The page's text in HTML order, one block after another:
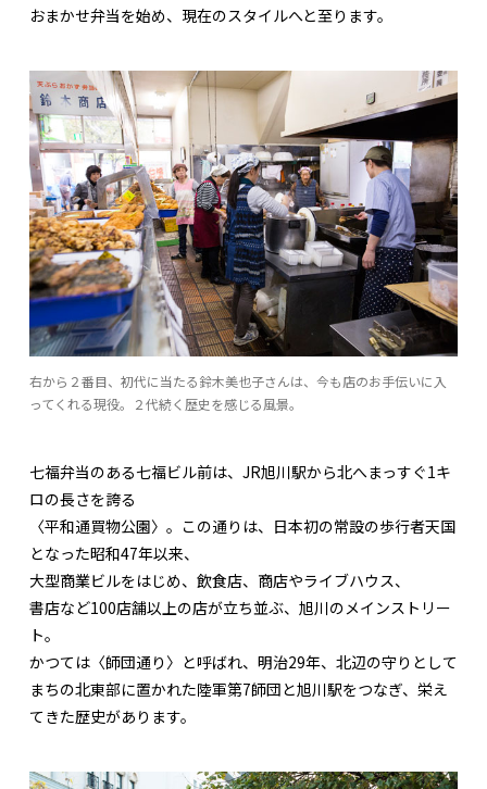
おまかせ弁当を始め、現在のスタイルへと至ります。
右から２番目、初代に当たる鈴木美也子さんは、今も店のお手伝いに入
ってくれる現役。２代続く歴史を感じる風景。
七福弁当のある七福ビル前は、JR旭川駅から北へまっすぐ1キ
ロの長さを誇る
〈平和通買物公園〉。この通りは、日本初の常設の歩行者天国
となった昭和47年以来、
大型商業ビルをはじめ、飲食店、商店やライブハウス、
書店など100店舗以上の店が立ち並ぶ、旭川のメインストリー
ト。
かつては〈師団通り〉と呼ばれ、明治29年、北辺の守りとして
まちの北東部に置かれた陸軍第7師団と旭川駅をつなぎ、栄え
てきた歴史があります。